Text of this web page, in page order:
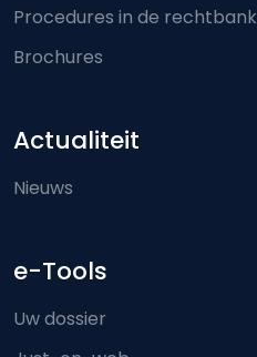
Procedures in de rechtbank
Brochures
Actualiteit
Nieuws
e-Tools
Uw dossier